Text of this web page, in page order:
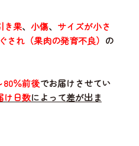
き果、 小傷、 サイズが小さ
され（果肉の発育不良） の
80％前後でお届けさせてい
け日数によって差が出ま